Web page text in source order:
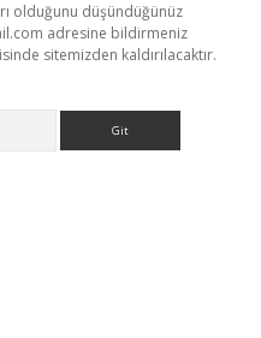
olduğunu düşündüğünüz
adresine bildirmeniz
sitemizden kaldırılacaktır.